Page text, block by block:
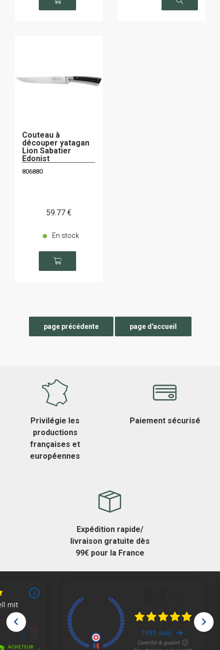
Couteau à
découper yatagan
Lion Sabatier
Edonist
806880
59.77 €
En stock
Privilégie les
productions
françaises et
européennes
Paiement sécurisé
Expédition rapide/
livraison gratuite dès
99€ pour la France